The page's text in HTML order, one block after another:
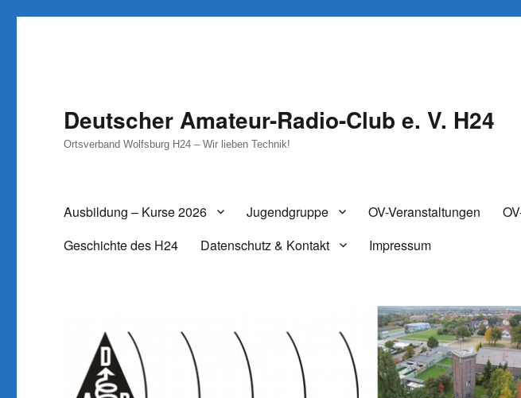
Deutscher Amateur-Radio-Club e. V. H24
Ortsverband Wolfsburg H24 – Wir lieben Technik!
Ausbildung – Kurse 2026 Jugendgruppe OV-Veranstaltungen
Geschichte des H24
Datenschutz & Kontakt Impressum